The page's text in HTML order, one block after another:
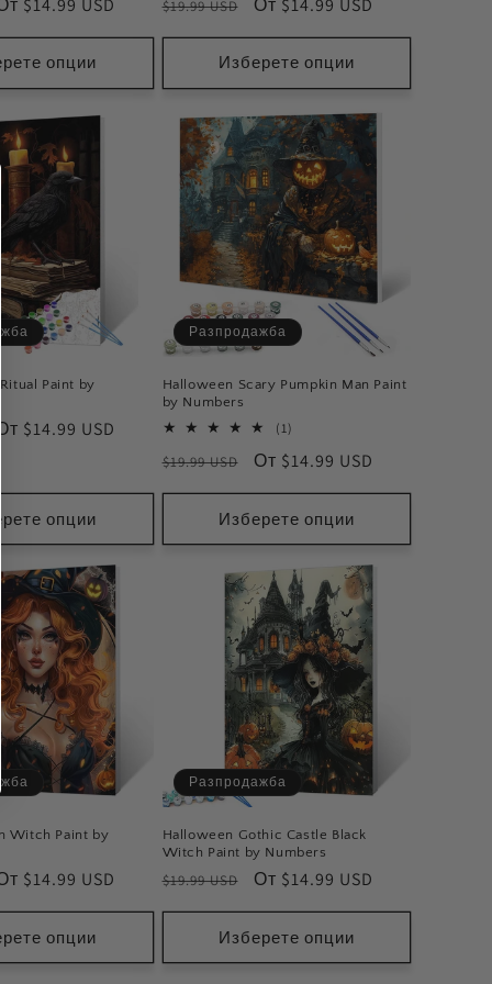
$14.99 USD
опции
Обичайна
цена
$19.99 USD
Цена
при
разпродажба
От $14.99 USD
Изберете опции
Paint by
Цена
От $14.99 USD
опции
Разпродажба
Halloween Scary Pumpkin Man Paint
by Numbers
(1)
брой
Обичайна
цена
$19.99 USD
Цена
при
разпродажба
От $14.99 USD
Изберете опции
Witch Paint by
$14.99 USD
опции
Разпродажба
Halloween Gothic Castle Black
Witch Paint by Numbers
Обичайна
цена
$19.99 USD
Цена
при
разпродажба
От $14.99 USD
Изберете опции